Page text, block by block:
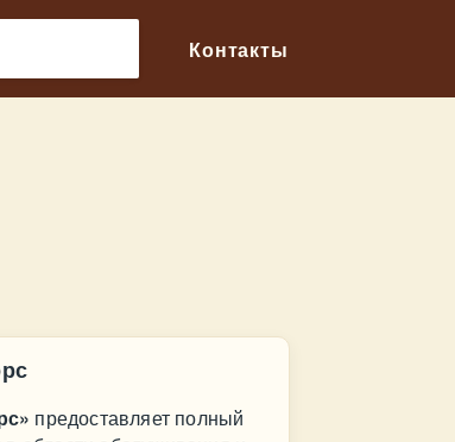
Контакты
предоставляет полный